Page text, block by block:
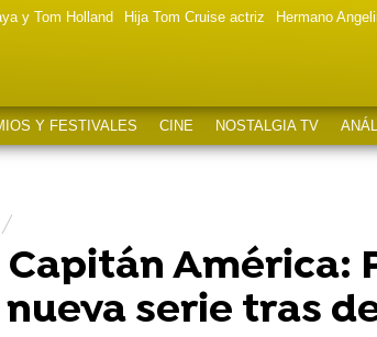
y Tom Holland Hija Tom Cruise actriz Hermano
Y FESTIVALES CINE NOSTALGIA TV
América:
nueva serie tras